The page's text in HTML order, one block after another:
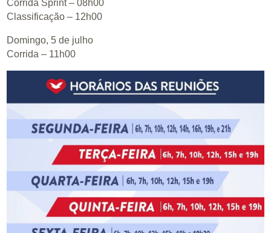
Corrida Sprint – 08h00
Classificação – 12h00
Domingo, 5 de julho
Corrida – 11h00